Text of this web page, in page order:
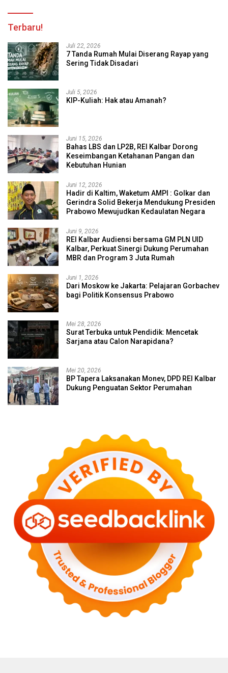
Terbaru!
Juli 22, 2026
7 Tanda Rumah Mulai Diserang Rayap yang
Sering Tidak Disadari
Juli 5, 2026
KIP-Kuliah: Hak atau Amanah?
Juni 15, 2026
Bahas LBS dan LP2B, REI Kalbar Dorong
Keseimbangan Ketahanan Pangan dan
Kebutuhan Hunian
Juni 12, 2026
Hadir di Kaltim, Waketum AMPI : Golkar dan
Gerindra Solid Bekerja Mendukung Presiden
Prabowo Mewujudkan Kedaulatan Negara
Juni 9, 2026
REI Kalbar Audiensi bersama GM PLN UID
Kalbar, Perkuat Sinergi Dukung Perumahan
MBR dan Program 3 Juta Rumah
Juni 1, 2026
Dari Moskow ke Jakarta: Pelajaran Gorbachev
bagi Politik Konsensus Prabowo
Mei 28, 2026
Surat Terbuka untuk Pendidik: Mencetak
Sarjana atau Calon Narapidana?
Mei 20, 2026
BP Tapera Laksanakan Monev, DPD REI Kalbar
Dukung Penguatan Sektor Perumahan